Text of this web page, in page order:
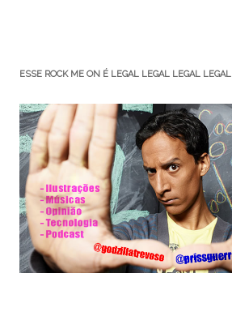
ESSE ROCK ME ON É LEGAL LEGAL LEGAL LEGAL